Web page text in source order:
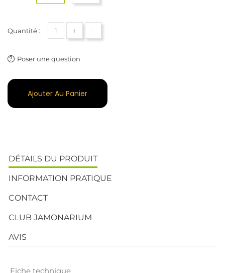
Quantité : + -
Poser une question
Ajouter Au Panier
DÉTAILS DU PRODUIT
INFORMATION PRATIQUE
CONTACT
CLUB JAMONARIUM
AVIS
Fiche technique